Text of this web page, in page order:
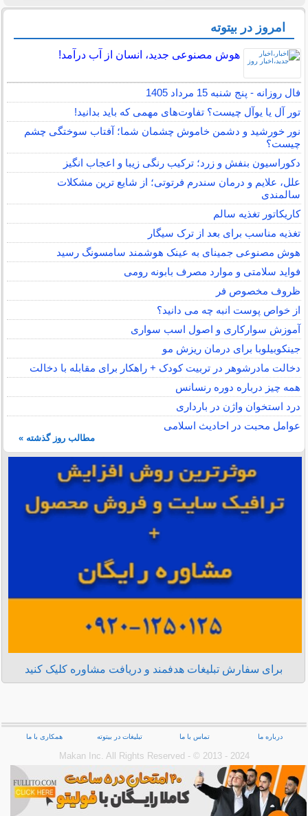
امروز در بیتوته
هوش مصنوعی جدید، انسان از آب درآمد!
فال روزانه - پنج شنبه 15 مرداد 1405
تور آل یا یوآل چیست؟ تفاوت‌های مهمی که باید بدانید!
نور خورشید و دشمن خاموش چشمان شما؛ آفتاب سوختگی چشم
چیست؟
دکوراسیون بنفش و زرد؛ ترکیب رنگی زیبا و اعجاب انگیز
علل، علایم و درمان سندرم فرتوتی؛ از شایع ترین مشکلات
سالمندی
کاریکاتور تغذیه سالم
تغذیه مناسب برای بعد از ترک سیگار
هوش مصنوعی جمینای به عینک هوشمند سامسونگ رسید
فواید سلامتی و موارد مصرف بابونه رومی
ظروف مخصوص فر
از خواص پوست انبه چه می دانید؟
آموزش سوارکاری و اصول اسب سواری
جینکوبیلوبا برای درمان ریزش مو
دخالت مادرشوهر در تربیت کودک + راهکار برای مقابله با دخالت
همه چیز درباره دوره رنسانس
درد استخوان واژن در بارداری
عوامل محبت در احادیث اسلامى
مطالب روز گذشته »
برای سفارش تبلیغات هدفمند و دریافت مشاوره کلیک کنید
درباره ما تماس با ما تبلیغات در بیتوته همکاری با ما
Makan Inc.‎ All Rights Reserved - © 2013 - 2024